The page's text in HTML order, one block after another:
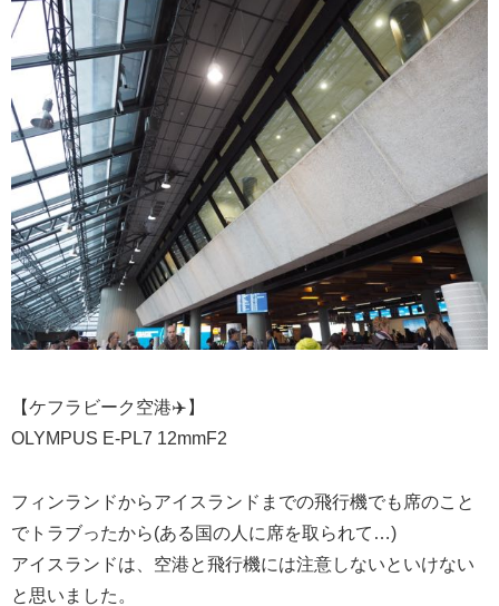
【ケフラビーク空港✈️】
OLYMPUS E-PL7 12mmF2
フィンランドからアイスランドまでの飛行機でも席のこと
でトラブったから(ある国の人に席を取られて…)
アイスランドは、空港と飛行機には注意しないといけない
と思いました。